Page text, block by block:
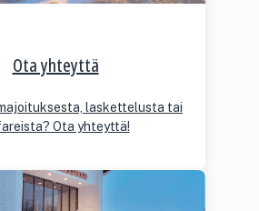
Ota yhteyttä
laskettelusta tai
Ota yhteyttä!